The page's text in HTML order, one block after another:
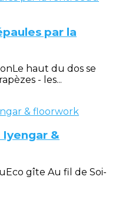
par la
haut du dos se
- les...
&
gîte Au fil de Soi-